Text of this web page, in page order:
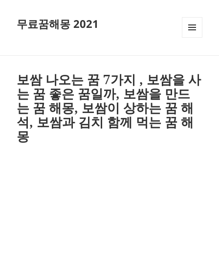
무료꿈해몽 2021
보쌈 나오는 꿈 7가지 , 보쌈을 사
는 꿈 좋은 꿈일까, 보쌈을 만드
는 꿈 해몽, 보쌈이 상하는 꿈 해
석, 보쌈과 김치 함께 먹는 꿈 해
몽